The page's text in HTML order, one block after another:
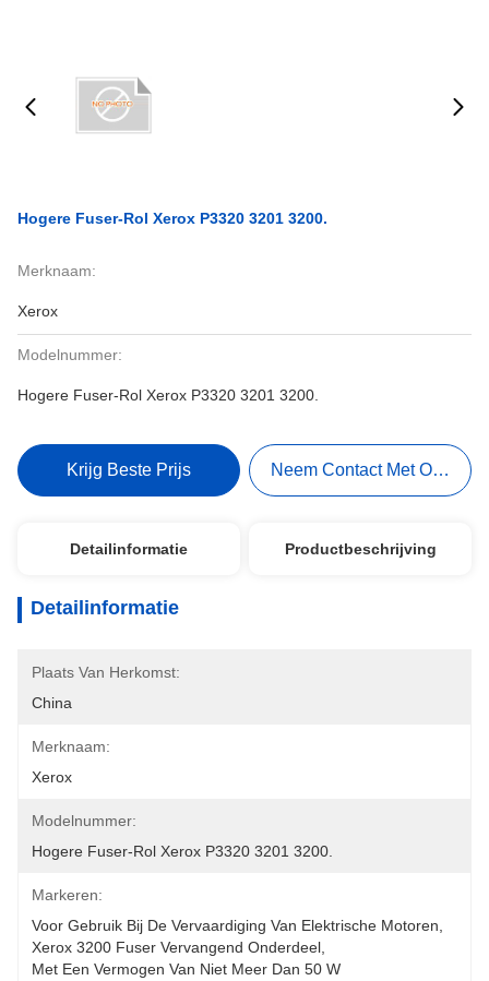
Hogere Fuser-Rol Xerox P3320 3201 3200.
Merknaam:
Xerox
Modelnummer:
Hogere Fuser-Rol Xerox P3320 3201 3200.
Krijg Beste Prijs Neem Contact Met Ons Op
Detailinformatie Productbeschrijving
Detailinformatie
Plaats Van Herkomst:
China
Merknaam:
Xerox
Modelnummer:
Hogere Fuser-Rol Xerox P3320 3201 3200.
Markeren:
Voor Gebruik Bij De Vervaardiging Van Elektrische Motoren
Xerox 3200 Fuser Vervangend Onderdeel
Met Een Vermogen Van Niet Meer Dan 50 W